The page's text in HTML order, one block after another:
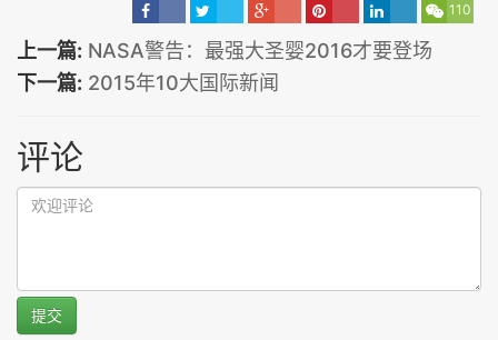
110
上一篇: NASA警告：最强大圣婴2016才要登场
下一篇: 2015年10大国际新闻
评论
提交